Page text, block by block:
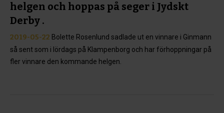
helgen och hoppas på seger i Jydskt
Derby .
2019-05-22 Bolette Rosenlund sadlade ut en vinnare i Ginmann
så sent som i lördags på Klampenborg och har förhoppningar på
fler vinnare den kommande helgen.